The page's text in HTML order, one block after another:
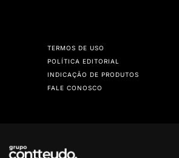
TERMOS DE USO
POLÍTICA EDITORIAL
INDICAÇÃO DE PRODUTOS
FALE CONOSCO